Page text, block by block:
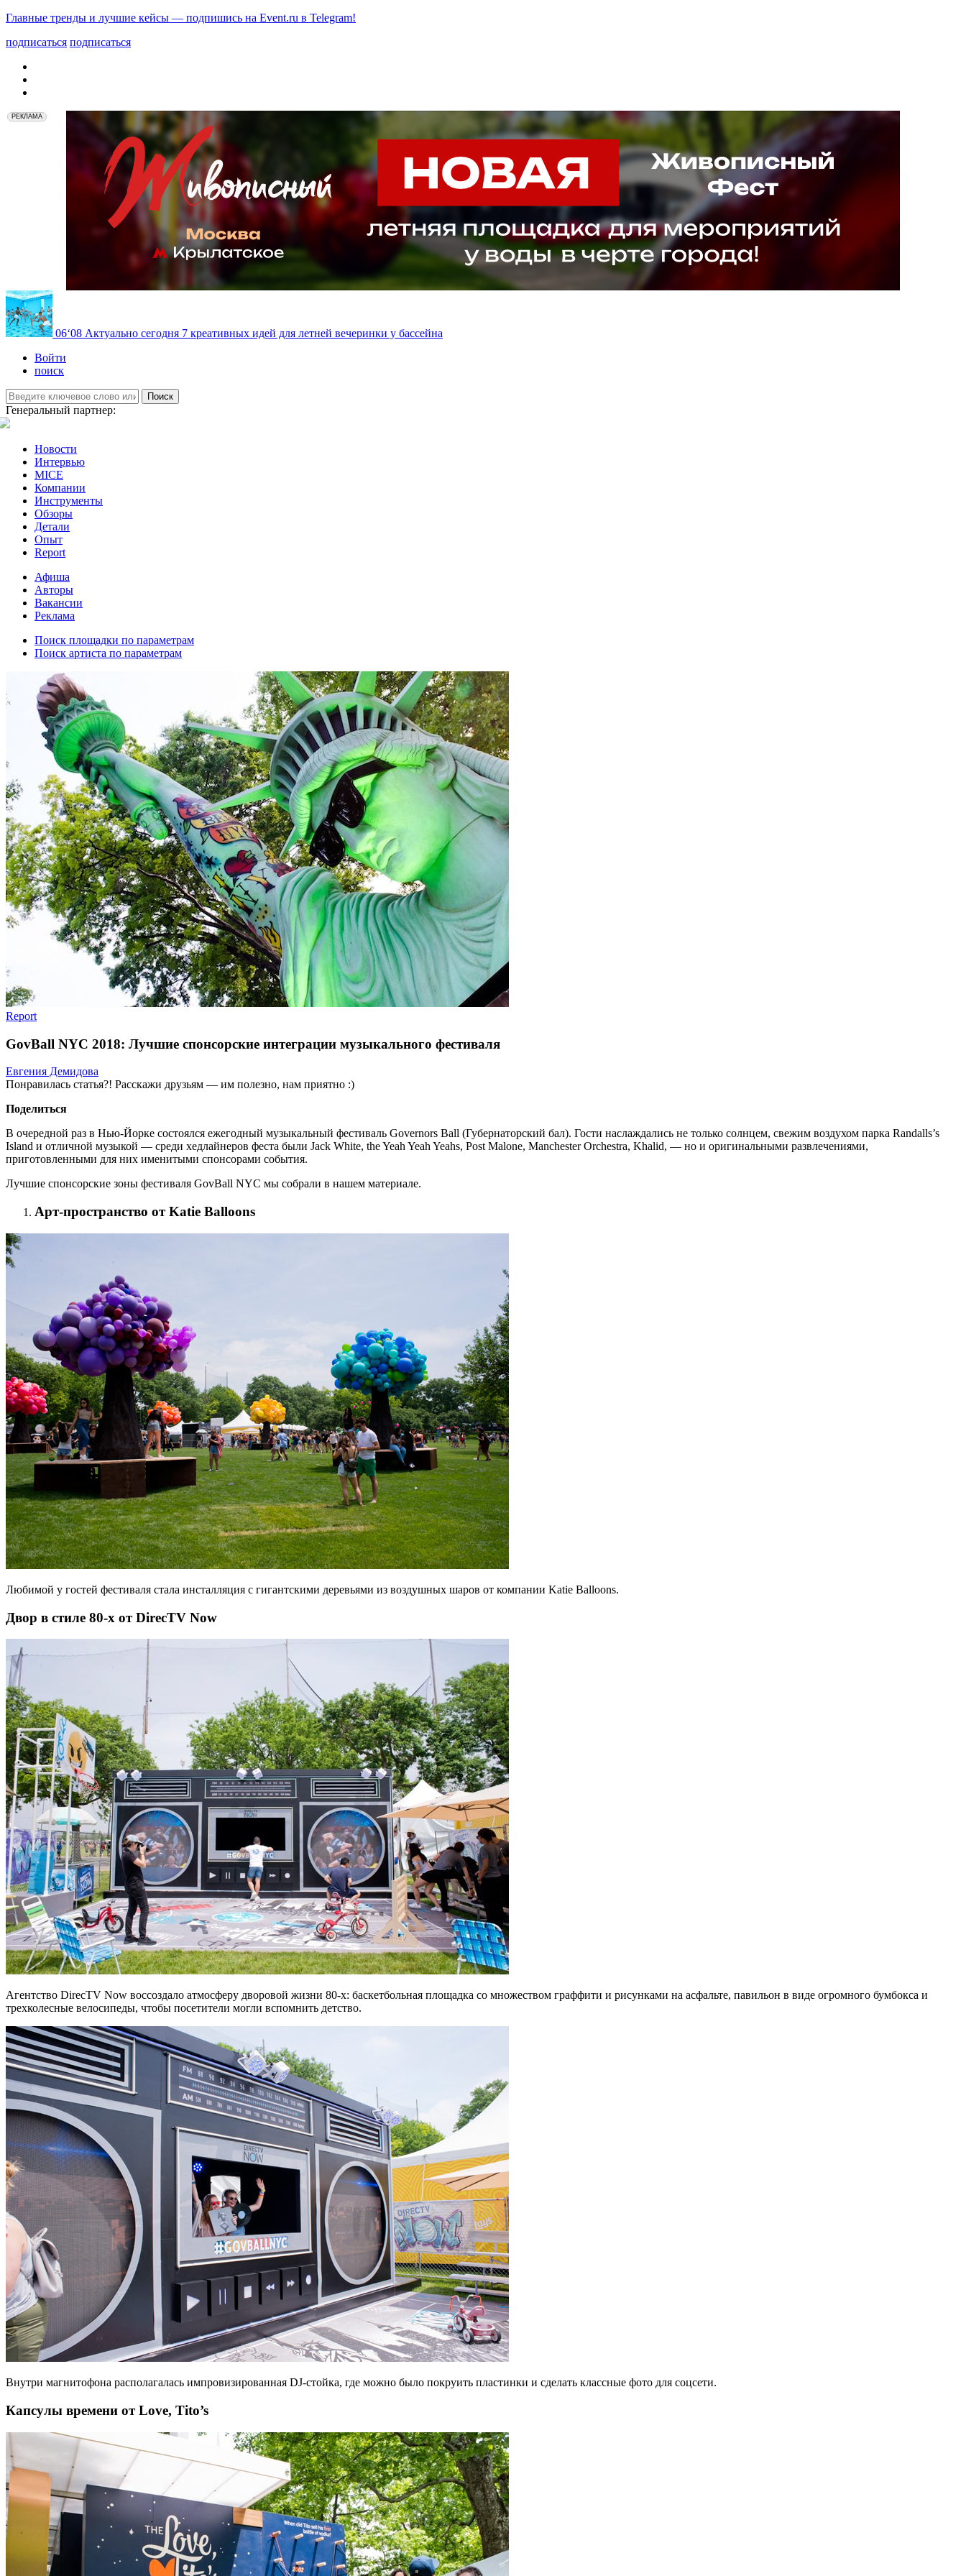
Главные тренды и лучшие кейсы — подпишись на Event.ru в Telegram!
подписаться подписаться
РЕКЛАМА
06‘08 Актуально сегодня 7 креативных идей для летней вечеринки у бассейна
Войти
поиск
Поиск
Генеральный партнер:
Новости
Интервью
MICE
Компании
Инструменты
Обзоры
Детали
Опыт
Report
Афиша
Авторы
Вакансии
Реклама
Поиск площадки по параметрам
Поиск артиста по параметрам
Report
GovBall NYC 2018: Лучшие спонсорские интеграции музыкального фестиваля
Евгения Демидова
Понравилась статья?! Расскажи друзьям — им полезно, нам приятно :)
Поделиться
В очередной раз в Нью-Йорке состоялся ежегодный музыкальный фестиваль Governors Ball (Губернаторский бал). Гости наслаждались не только солнцем, свежим воздухом парка Randalls’s
Island и отличной музыкой — среди хедлайнеров феста были Jack White, the Yeah Yeah Yeahs, Post Malone, Manchester Orchestra, Khalid, — но и оригинальными развлечениями,
приготовленными для них именитыми спонсорами события.
Лучшие спонсорские зоны фестиваля GovBall NYC мы собрали в нашем материале.
Арт-пространство от Katie Balloons
Любимой у гостей фестиваля стала инсталляция с гигантскими деревьями из воздушных шаров от компании Katie Balloons.
Двор в стиле 80-х от DirecTV Now
Агентство DirecTV Now воссоздало атмосферу дворовой жизни 80-х: баскетбольная площадка со множеством граффити и рисунками на асфальте, павильон в виде огромного бумбокса и
трехколесные велосипеды, чтобы посетители могли вспомнить детство.
Внутри магнитофона располагалась импровизированная DJ-стойка, где можно было покруить пластинки и сделать классные фото для соцсети.
Капсулы времени от Love, Tito’s